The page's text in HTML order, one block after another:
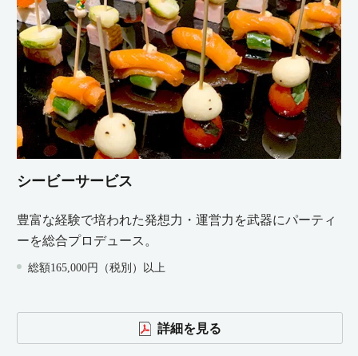
シービーサービス
豊富な経験で培われた発想力・運営力を武器にパーティ
ーを総合プロデュース。
総額165,000円（税別）以上
詳細を見る